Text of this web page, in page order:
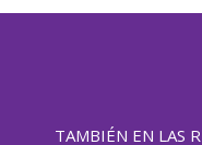
TAMBIÉN EN LAS